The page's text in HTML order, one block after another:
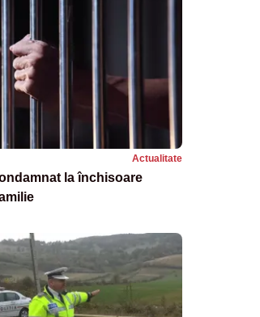
Actualitate
la închisoare